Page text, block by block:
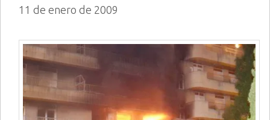
11 de enero de 2009